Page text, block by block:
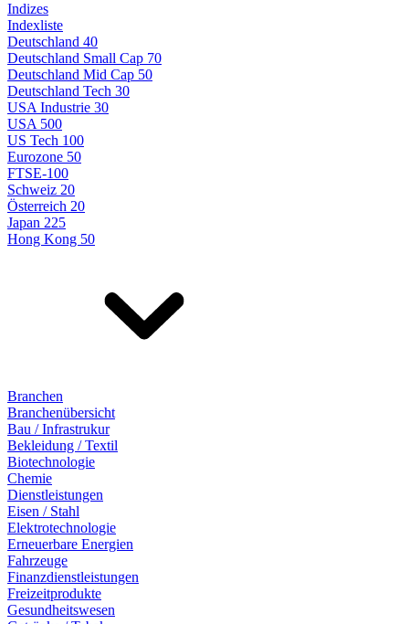
Indizes
Indexliste
Deutschland 40
Deutschland Small Cap 70
Deutschland Mid Cap 50
Deutschland Tech 30
USA Industrie 30
USA 500
US Tech 100
Eurozone 50
FTSE-100
Schweiz 20
Österreich 20
Japan 225
Hong Kong 50
Branchen
Branchenübersicht
Bau / Infrastrukur
Bekleidung / Textil
Biotechnologie
Chemie
Dienstleistungen
Eisen / Stahl
Elektrotechnologie
Erneuerbare Energien
Fahrzeuge
Finanzdienstleistungen
Freizeitprodukte
Gesundheitswesen